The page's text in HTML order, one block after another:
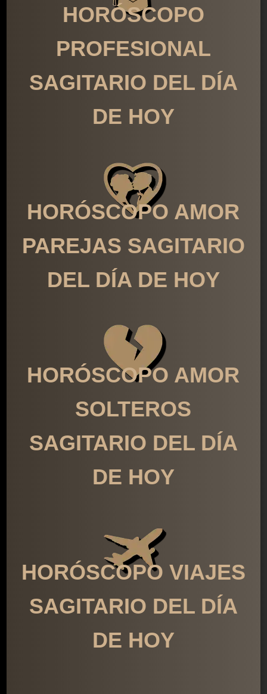
HORÓSCOPO
PROFESIONAL
SAGITARIO DEL DÍA
DE HOY
HORÓSCOPO AMOR
PAREJAS SAGITARIO
DEL DÍA DE HOY
HORÓSCOPO AMOR
SOLTEROS
SAGITARIO DEL DÍA
DE HOY
HORÓSCOPO VIAJES
SAGITARIO DEL DÍA
DE HOY